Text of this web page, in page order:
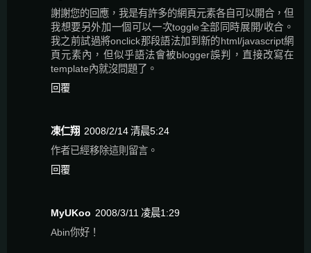
謝謝您的回應，我是有許多的網頁元素各自可以開合，但
我想要另外加一個可以一次toggle全部同時展開/收合。
我之前試過將onclick那段語法加到新的html/javascript網
頁元素內，但似乎語法會被blogger誤判，直接改寫在
template內就沒問題了。
回覆
凍仁翔 2008/2/14 清晨5:24
作者已經移除這則留言。
回覆
MyUKoo 2008/3/11 凌晨1:29
Abin你好！